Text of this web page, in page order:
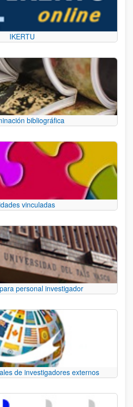
IKERTU
bibliográfica
vinculadas
personal investigador
de investigadores externos